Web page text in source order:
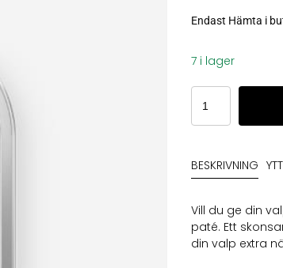
Endast Hämta i
7 i lager
Monster
Paté
Puppy
150g
mängd
BESKRIVNING
Vill du ge din
paté. Ett
din valp extra